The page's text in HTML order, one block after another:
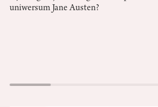
uniwersum Jane Austen?